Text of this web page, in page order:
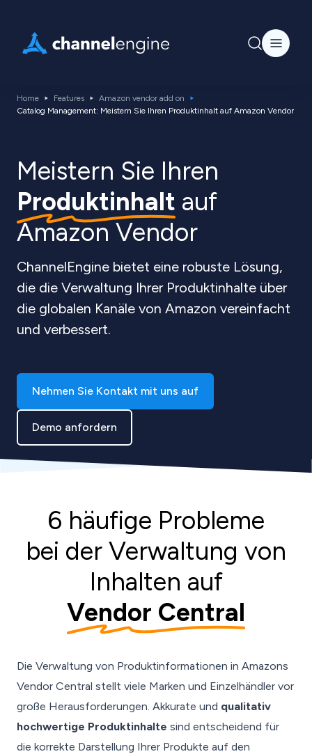
Home Features
Amazon vendor add on
Catalog Management: Meistern Sie Ihren Produktinhalt auf Amazon Vendor
Meistern Sie Ihren
Produktinhalt auf
Amazon Vendor
ChannelEngine bietet eine robuste Lösung,
die die Verwaltung Ihrer Produktinhalte über
die globalen Kanäle von Amazon vereinfacht
und verbessert.
Nehmen Sie Kontakt mit uns auf
Demo anfordern
6 häufige Probleme
bei der Verwaltung von
Inhalten auf
Vendor Central
Die Verwaltung von Produktinformationen in Amazons
Vendor Central stellt viele Marken und Einzelhändler vor
große Herausforderungen. Akkurate und qualitativ
hochwertige Produktinhalte sind entscheidend für
die korrekte Darstellung Ihrer Produkte auf den